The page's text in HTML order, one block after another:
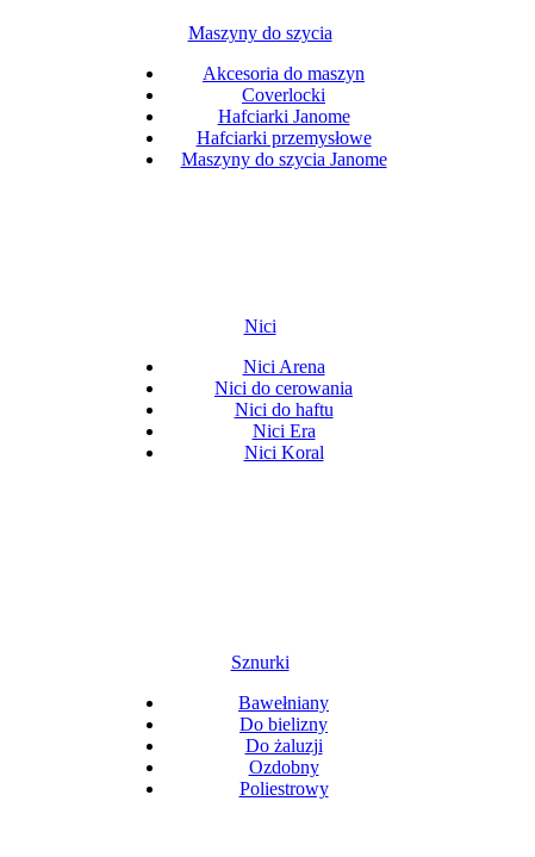
Maszyny do szycia
Akcesoria do maszyn
Coverlocki
Hafciarki Janome
Hafciarki przemysłowe
Maszyny do szycia Janome
Nici
Nici Arena
Nici do cerowania
Nici do haftu
Nici Era
Nici Koral
Sznurki
Bawełniany
Do bielizny
Do żaluzji
Ozdobny
Poliestrowy